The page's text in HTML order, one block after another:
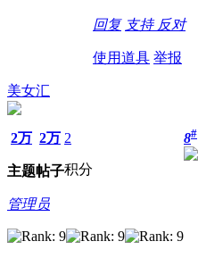
回复 支持 反对
使用道具 举报
美女汇
2万
主题
2万
帖子
2
积分
管理员
8#